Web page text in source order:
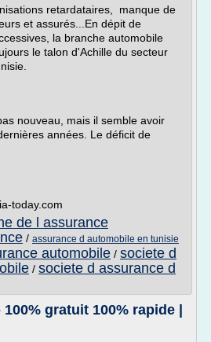
retardataires, manque de
et assurés...En dépit de
la branche automobile
le talon d'Achille du secteur
nouveau, mais il semble avoir
années. Le déficit de
today.com
de l assurance
/ assurance d automobile en tunisie
automobile / societe d
/ societe d assurance d
gratuit 100% rapide |